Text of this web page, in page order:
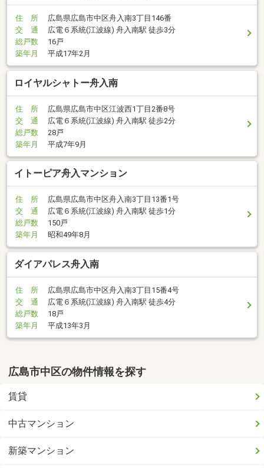
住 所
広島県広島市中区舟入南3丁目146番
交 通
広電６系統(江波線) 舟入南駅 徒歩3分
総戸数
16戸
築年月
平成17年2月
ロイヤルシャトー舟入南
住 所
広島県広島市中区江波西1丁目2番8号
交 通
広電６系統(江波線) 舟入南駅 徒歩2分
総戸数
28戸
築年月
平成7年9月
イトーピア舟入マンション
住 所
広島県広島市中区舟入南3丁目13番1号
交 通
広電６系統(江波線) 舟入南駅 徒歩1分
総戸数
150戸
築年月
昭和49年8月
ダイアパレス舟入南
住 所
広島県広島市中区舟入南3丁目15番4号
交 通
広電６系統(江波線) 舟入南駅 徒歩4分
総戸数
18戸
築年月
平成13年3月
広島市中区の物件情報を探す
賃貸
中古マンション
新築マンション